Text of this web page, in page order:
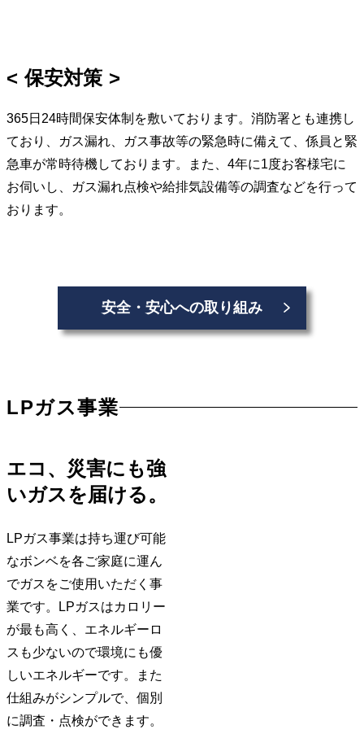
保安対策
365日24時間保安体制を敷いております。消防署とも連携し
ており、ガス漏れ、ガス事故等の緊急時に備えて、係員と緊
急車が常時待機しております。また、4年に1度お客様宅に
お伺いし、ガス漏れ点検や給排気設備等の調査などを行って
おります。
安全・安心への取り組み
LPガス事業
エコ、災害にも強
いガスを届ける。
LPガス事業は持ち運び可能
なボンベを各ご家庭に運ん
でガスをご使用いただく事
業です。LPガスはカロリー
が最も高く、エネルギーロ
スも少ないので環境にも優
しいエネルギーです。また
仕組みがシンプルで、個別
に調査・点検ができます。